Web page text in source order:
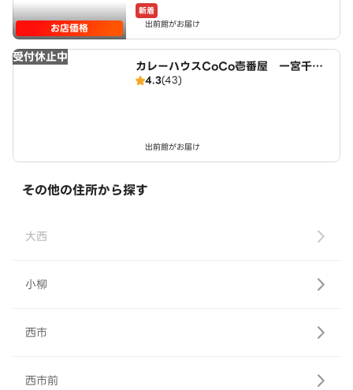
お店価格
新着
出前館がお届け
受付休止中
カレーハウスCoCo壱番屋 一宮千秋
店（SD）
4.3(43)
出前館がお届け
その他の住所から探す
大西
小柳
西市
西市前